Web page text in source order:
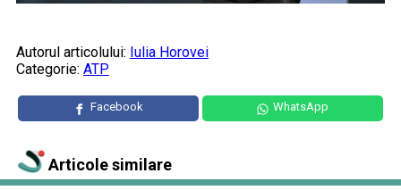
Autorul articolului: Iulia Horovei
Categorie: ATP
Facebook WhatsApp
Articole similare